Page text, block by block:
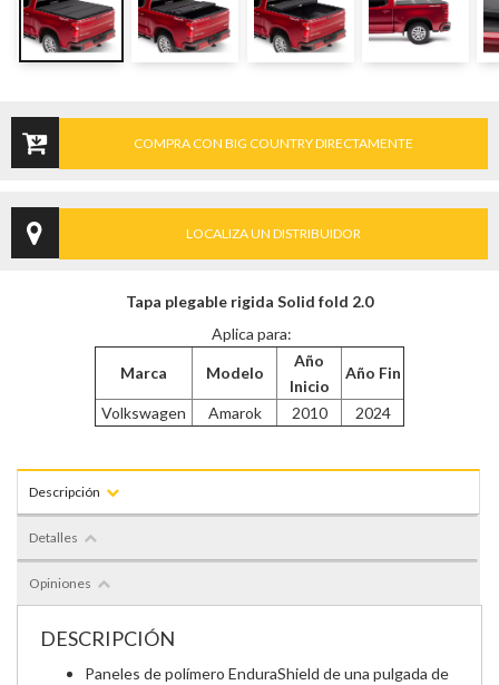
COMPRA CON BIG COUNTRY DIRECTAMENTE
LOCALIZA UN DISTRIBUIDOR
Tapa plegable rigida Solid fold 2.0
Aplica para:
Marca Modelo
Año
Inicio
Año Fin
Volkswagen Amarok 2010 2024
Descripción
Detalles
Opiniones
DESCRIPCIÓN
Paneles de polímero EnduraShield de una pulgada de